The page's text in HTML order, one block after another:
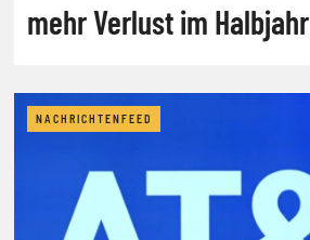
mehr Verlust im Halbjahr
NACHRICHTENFEED